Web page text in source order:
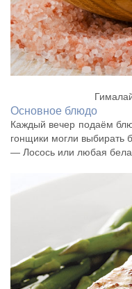
Основное блюдо
Каждый вечер подаём
гонщики могли выбирать
— Лосось или любая